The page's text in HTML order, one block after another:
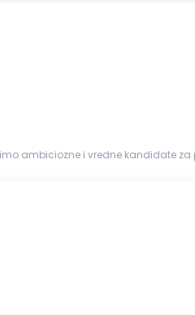
ambiciozne i vredne kandidate za